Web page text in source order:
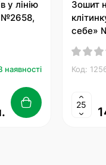
у лінію
№2658,
наявності
Зошит
себе»
Код: